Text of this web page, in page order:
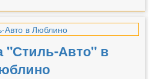
"Стиль-Авто" в